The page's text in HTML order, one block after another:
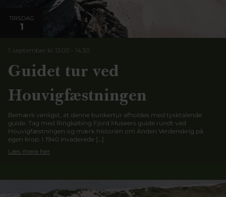
TIRSDAG
1
1. september kl. 13:00 - 14:30
Guidet tur ved
Houvigfæstningen
Bemærk venligst, at denne bunkertur afholdes med tysktalende
guide. Tag med Ringkøbing Fjord Museers guide rundt ved
Houvigfæstningen og mærk historien om Anden Verdenskrig på
egen krop. I 1940 invaderede […]
Læs mere her